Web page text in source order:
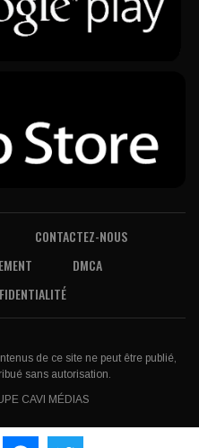
CONTACTEZ-NOUS
DMCA
de ce site ne peut être publié,
sans autorisation.
CAVI MÉDIAS